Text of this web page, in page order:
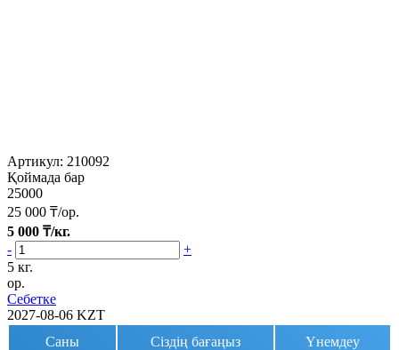
Артикул: 210092
Қоймада бар
25000
25 000 ₸/ор.
5 000 ₸/кг.
-
+
5 кг.
ор.
Себетке
2027-08-06 KZT
Саны
Сіздің бағаңыз Үнемдеу